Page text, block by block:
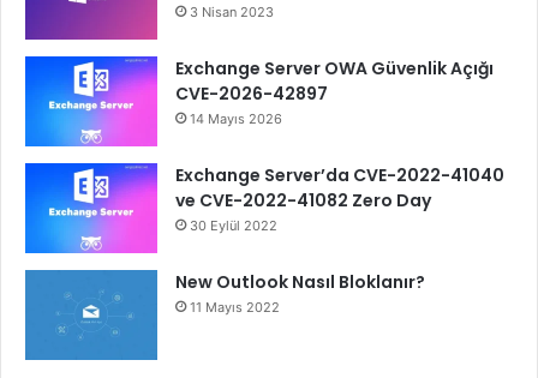
3 Nisan 2023
Exchange Server OWA Güvenlik Açığı
CVE-2026-42897
14 Mayıs 2026
Exchange Server’da CVE-2022-41040
ve CVE-2022-41082 Zero Day
30 Eylül 2022
New Outlook Nasıl Bloklanır?
11 Mayıs 2022